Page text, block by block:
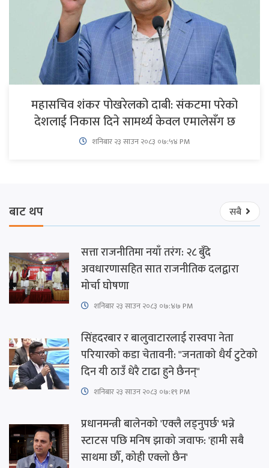
महासचिव शंकर पोखरेलको दाबी: संकटमा परेको
देशलाई निकास दिने सामर्थ्य केवल एमालेसँग छ
शनिबार २३ साउन २०८३ ०७:५४ PM
बाट थप सबै
सत्ता राजनीतिमा नयाँ तरंग: २८ बुँदे
अवधारणासहित सात राजनीतिक दलद्वारा
मोर्चा घोषणा
शनिबार २३ साउन २०८३ ०७:४७ PM
सिंहदरबार र बालुवाटारलाई रास्वपा नेता
परियारको कडा चेतावनी: "जनताको धैर्य टुटेको
दिन यी ठाउँ धेरै टाढा हुने छैनन्"
शनिबार २३ साउन २०८३ ०७:१९ PM
प्रधानमन्त्री बालेनको 'एक्लै लड्नुपर्छ' भन्ने
स्टाटस पछि मनिष झाको जवाफ: 'हामी सबै
साथमा छौँ, कोही एक्लो छैन'